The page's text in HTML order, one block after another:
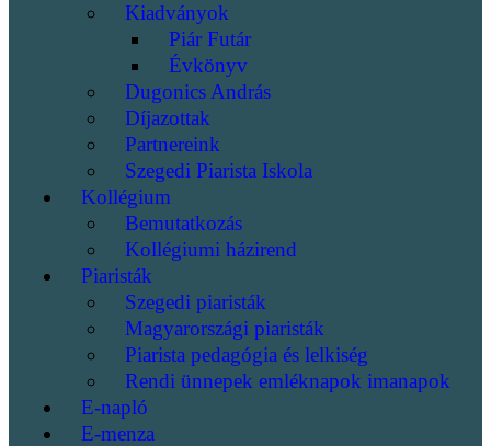
Kiadványok
Piár Futár
Évkönyv
Dugonics András
Díjazottak
Partnereink
Szegedi Piarista Iskola
Kollégium
Bemutatkozás
Kollégiumi házirend
Piaristák
Szegedi piaristák
Magyarországi piaristák
Piarista pedagógia és lelkiség
Rendi ünnepek emléknapok imanapok
E-napló
E-menza